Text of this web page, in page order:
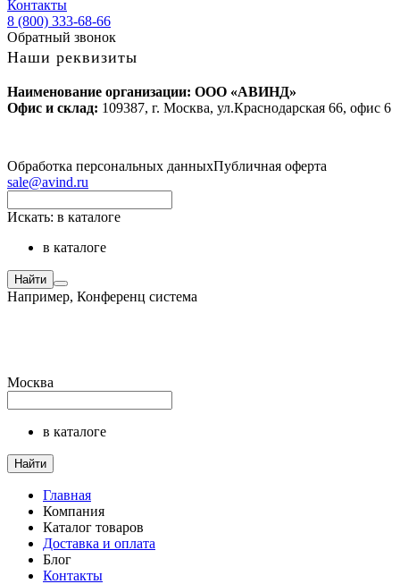
Контакты
8 (800) 333-68-66
Обратный звонок
Наши реквизиты
Наименование организации: ООО «АВИНД»
Офис и склад: 109387, г. Москва, ул.Краснодарская 66, офис 6
Обработка персональных данныхПубличная оферта
sale@avind.ru
Искать: в каталоге
в каталоге
Найти
Например, Конференц система
Москва
в каталоге
Найти
Главная
Компания
Каталог товаров
Доставка и оплата
Блог
Контакты